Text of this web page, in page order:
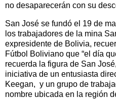
no desaparecerán con su
San José se fundó el 19 de
los trabajadores de la mina
expresidente de Bolivia,
Fútbol Boliviano que “el día
recuerda la figura de San
iniciativa de un entusiasta
Keegan, y un grupo de
nombre ubicada en la región